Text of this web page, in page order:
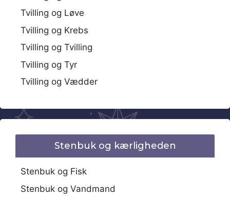
Tvilling og Løve
Tvilling og Krebs
Tvilling og Tvilling
Tvilling og Tyr
Tvilling og Vædder
Stenbuk og kærligheden
Stenbuk og Fisk
Stenbuk og Vandmand